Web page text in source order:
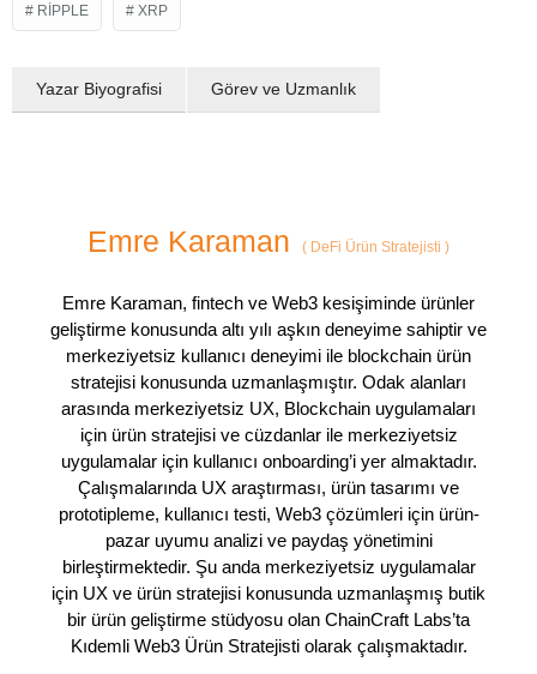
RIPPLE XRP
Yazar Biyografisi Görev ve Uzmanlık
Emre Karaman ( DeFi Ürün Stratejisti )
Emre Karaman, fintech ve Web3 kesişiminde ürünler
geliştirme konusunda altı yılı aşkın deneyime sahiptir ve
merkeziyetsiz kullanıcı deneyimi ile blockchain ürün
stratejisi konusunda uzmanlaşmıştır. Odak alanları
arasında merkeziyetsiz UX, Blockchain uygulamaları
için ürün stratejisi ve cüzdanlar ile merkeziyetsiz
uygulamalar için kullanıcı onboarding’i yer almaktadır.
Çalışmalarında UX araştırması, ürün tasarımı ve
prototipleme, kullanıcı testi, Web3 çözümleri için ürün-
pazar uyumu analizi ve paydaş yönetimini
birleştirmektedir. Şu anda merkeziyetsiz uygulamalar
için UX ve ürün stratejisi konusunda uzmanlaşmış butik
bir ürün geliştirme stüdyosu olan ChainCraft Labs’ta
Kıdemli Web3 Ürün Stratejisti olarak çalışmaktadır.